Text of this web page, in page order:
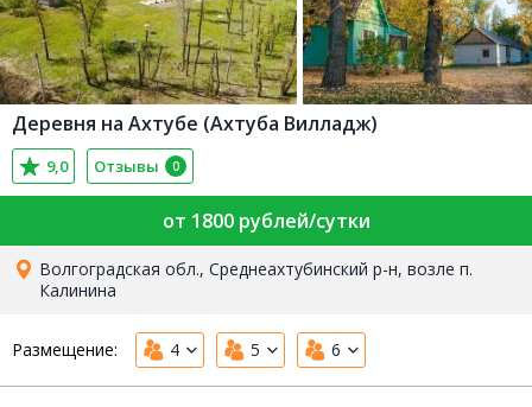
Деревня на Ахтубе (Ахтуба Вилладж)
9,0 Отзывы 0
от 1800 рублей/сутки
Волгоградская обл., Среднеахтубинский р-н, возле п.
Калинина
Размещение: 4 5 6